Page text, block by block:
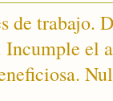
de trabajo.
Incumple el